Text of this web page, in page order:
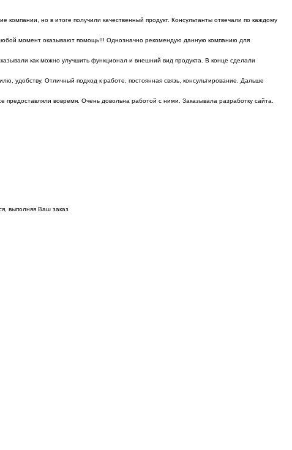
но в итоге получили качественный продукт. Консультанты отвечали по каждому
момент оказывают помощь!!! Однозначно рекомендую данную компанию для
как можно улучшить функционал и внешний вид продукта. В конце сделали
удобству. Отличный подход к работе, постоянная связь, консультирование. Дальше
вовремя. Очень довольна работой с ними. Заказывала разработку сайта.
выполняя Ваш заказ